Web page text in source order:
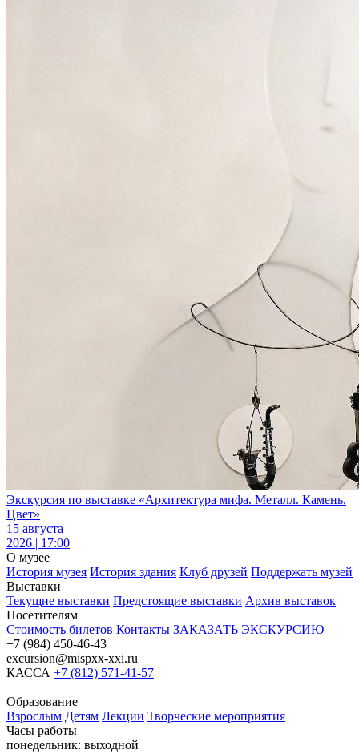
Экскурсия по выставке «Архитектура мифа. Металл. Камень.
Цвет»
15 августа
2026 | 17:00
О музее
История музея История здания Клуб друзей Поддержать музей
Выставки
Текущие выставки Предстоящие выставки Архив выставок
Посетителям
Стоимость билетов Контакты ЗАКАЗАТЬ ЭКСКУРСИЮ
+7 (984) 450-46-43
excursion@mispxx-xxi.ru
КАССА +7 (812) 571-41-57
Образование
Взрослым Детям Лекции Творческие мероприятия
Часы работы
понедельник: выходной